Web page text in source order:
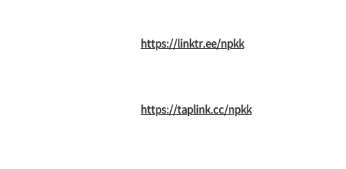
https://linktr.ee/npkk
https://taplink.cc/npkk